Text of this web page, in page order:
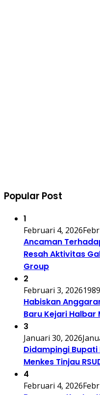
Popular Post
1
Februari 4, 2026
Ancaman
Resah Aktivitas
Group
2
Februari 3, 2026
Habiskan
Baru Kejari Halbar
3
Januari 30, 2026
Didampingi
Menkes Tinjau
4
Februari 4, 2026